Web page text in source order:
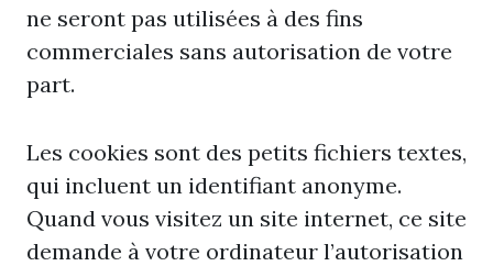
ne seront pas utilisées à des fins
commerciales sans autorisation de votre
part.
Les cookies sont des petits fichiers textes,
qui incluent un identifiant anonyme.
Quand vous visitez un site internet, ce site
demande à votre ordinateur l’autorisation